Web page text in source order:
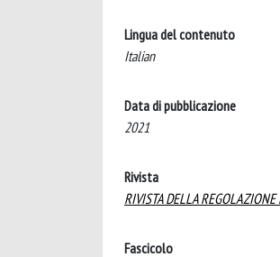
Lingua del contenuto
Italian
Data di pubblicazione
2021
Rivista
RIVISTA DELLA REGOLAZIONE
Fascicolo